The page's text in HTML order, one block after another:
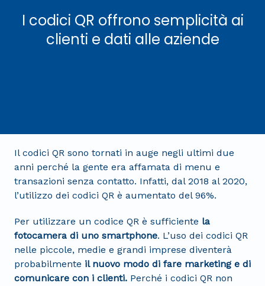
I codici QR offrono semplicità ai
clienti e dati alle aziende
Il codici QR sono tornati in auge negli ultimi due
anni perché la gente era affamata di menu e
transazioni senza contatto. Infatti, dal 2018 al 2020,
l’utilizzo dei codici QR è aumentato del 96%.
Per utilizzare un codice QR è sufficiente la
fotocamera di uno smartphone. L’uso dei codici QR
nelle piccole, medie e grandi imprese diventerà
probabilmente il nuovo modo di fare marketing e di
comunicare con i clienti. Perché i codici QR non